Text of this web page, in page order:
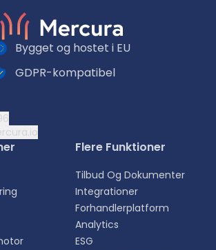
Bygget og hostet i EU
GDPR-kompatibel
Flere Funktioner
Tilbud Og Dokumenter
Integrationer
Forhandlerplatform
Analytics
ESG